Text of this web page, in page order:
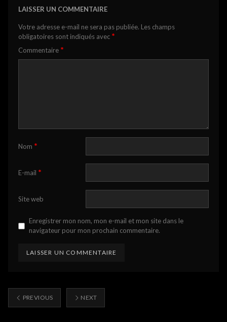
LAISSER UN COMMENTAIRE
Votre adresse e-mail ne sera pas publiée. Les champs
obligatoires sont indiqués avec *
Commentaire *
Nom *
E-mail *
Site web
Enregistrer mon nom, mon e-mail et mon site dans le
navigateur pour mon prochain commentaire.
PREVIOUS NEXT